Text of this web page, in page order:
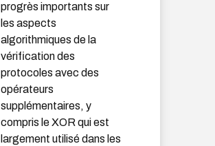
progrès importants sur
les aspects
algorithmiques de la
vérification des
protocoles avec des
opérateurs
supplémentaires, y
compris le XOR qui est
largement utilisé dans les